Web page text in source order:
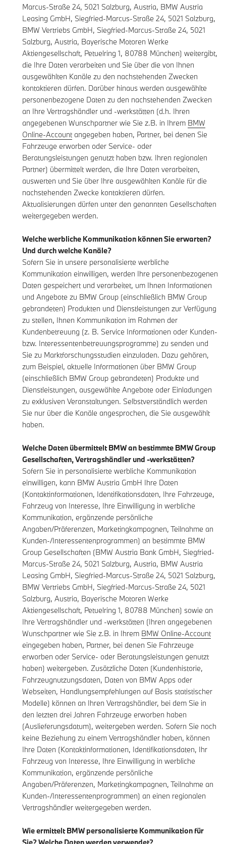
Marcus-Straße 24, 5021 Salzburg, Austria, BMW Austria
Leasing GmbH, Siegfried-Marcus-Straße 24, 5021 Salzburg,
BMW Vertriebs GmbH, Siegfried-Marcus-Straße 24, 5021
Salzburg, Austria, Bayerische Motoren Werke
Aktiengesellschaft, Petuelring 1, 80788 München) weitergibt,
die Ihre Daten verarbeiten und Sie über die von Ihnen
ausgewählten Kanäle zu den nachstehenden Zwecken
kontaktieren dürfen. Darüber hinaus werden ausgewählte
personenbezogene Daten zu den nachstehenden Zwecken
an Ihre Vertragshändler und -werkstätten (d.h. Ihren
angegebenen Wunschpartner wie Sie z.B. in Ihrem BMW
Online-Accountangegeben haben, Partner, bei denen Sie
Fahrzeuge erworben oder Service- oder
Beratungsleistungen genutzt haben bzw. Ihren regionalen
Partner) übermittelt werden, die Ihre Daten verarbeiten,
auswerten und Sie über Ihre ausgewählten Kanäle für die
nachstehenden Zwecke kontaktieren dürfen.
Aktualisierungen dürfen unter den genannten Gesellschaften
weitergegeben werden.
Welche werbliche Kommunikation können Sie erwarten?
Und durch welche Kanäle?
Sofern Sie in unsere personalisierte werbliche
Kommunikation einwilligen, werden Ihre personenbezogenen
Daten gespeichert und verarbeitet, um Ihnen Informationen
und Angebote zu BMW Group (einschließlich BMW Group
gebrandeten) Produkten und Dienstleistungen zur Verfügung
zu stellen, Ihnen Kommunikation im Rahmen der
Kundenbetreuung (z. B. Service Informationen oder Kunden-
bzw. Interessentenbetreuungsprogramme) zu senden und
Sie zu Marktforschungsstudien einzuladen. Dazu gehören,
zum Beispiel, aktuelle Informationen über BMW Group
(einschließlich BMW Group gebrandeten) Produkte und
Dienstleistungen, ausgewählte Angebote oder Einladungen
zu exklusiven Veranstaltungen. Selbstverständlich werden
Sie nur über die Kanäle angesprochen, die Sie ausgewählt
haben.
Welche Daten übermittelt BMW an bestimmte BMW Group
Gesellschaften, Vertragshändler und -werkstätten?
Sofern Sie in personalisierte werbliche Kommunikation
einwilligen, kann BMW Austria GmbH Ihre Daten
(Kontaktinformationen, Identifikationsdaten, Ihre Fahrzeuge,
Fahrzeug von Interesse, Ihre Einwilligung in werbliche
Kommunikation, ergänzende persönliche
Angaben/Präferenzen, Marketingkampagnen, Teilnahme an
Kunden-/Interessentenprogrammen) an bestimmte BMW
Group Gesellschaften (BMW Austria Bank GmbH, Siegfried-
Marcus-Straße 24, 5021 Salzburg, Austria, BMW Austria
Leasing GmbH, Siegfried-Marcus-Straße 24, 5021 Salzburg,
BMW Vertriebs GmbH, Siegfried-Marcus-Straße 24, 5021
Salzburg, Austria, Bayerische Motoren Werke
Aktiengesellschaft, Petuelring 1, 80788 München) sowie an
Ihre Vertragshändler und -werkstätten (Ihren angegebenen
Wunschpartner wie Sie z.B. in Ihrem BMW Online-Account
eingegeben haben, Partner, bei denen Sie Fahrzeuge
erworben oder Service- oder Beratungsleistungen genutzt
haben) weitergeben. Zusätzliche Daten (Kundenhistorie,
Fahrzeugnutzungsdaten, Daten von BMW Apps oder
Webseiten, Handlungsempfehlungen auf Basis statistischer
Modelle) können an Ihren Vertragshändler, bei dem Sie in
den letzten drei Jahren Fahrzeuge erworben haben
(Auslieferungsdatum), weitergeben werden. Sofern Sie noch
keine Beziehung zu einem Vertragshändler haben, können
Ihre Daten (Kontaktinformationen, Identifikationsdaten, Ihr
Fahrzeug von Interesse, Ihre Einwilligung in werbliche
Kommunikation, ergänzende persönliche
Angaben/Präferenzen, Marketingkampagnen, Teilnahme an
Kunden-/Interessentenprogrammen) an einen regionalen
Vertragshändler weitergegeben werden.
Wie ermittelt BMW personalisierte Kommunikation für